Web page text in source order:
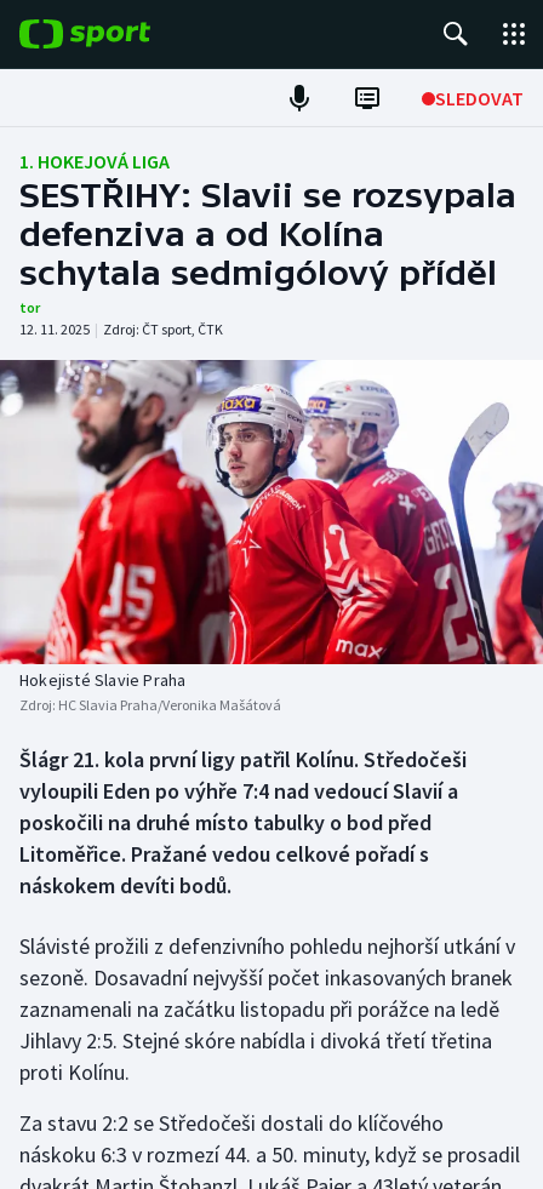
SLEDOVAT
Fotbal
Hokej
Tenis
Atletika
Cyklistika
DALŠÍ SPORTY
Americký fotbal
Baseball a softbal
Basketbal
Biatlon
Box
Curling
Florbal
Golf
Gymnastika
NEPŘEHLÉDNĚTE
Soutěže
Historické návraty
Aplikace ČT sport
1. HOKEJOVÁ LIGA
SESTŘIHY: Slavii se rozsypala
defenziva a od Kolína
schytala sedmigólový příděl
tor
12. 11. 2025 | Zdroj: ČT sport, ČTK
Hokejisté Slavie Praha
Zdroj: HC Slavia Praha/Veronika Mašátová
Šlágr 21. kola první ligy patřil Kolínu. Středočeši
vyloupili Eden po výhře 7:4 nad vedoucí Slavií a
poskočili na druhé místo tabulky o bod před
Litoměřice. Pražané vedou celkové pořadí s
náskokem devíti bodů.
Slávisté prožili z defenzivního pohledu nejhorší utkání v
sezoně. Dosavadní nejvyšší počet inkasovaných branek
zaznamenali na začátku listopadu při porážce na ledě
Jihlavy 2:5. Stejné skóre nabídla i divoká třetí třetina
proti Kolínu.
Za stavu 2:2 se Středočeši dostali do klíčového
náskoku 6:3 v rozmezí 44. a 50. minuty, když se prosadil